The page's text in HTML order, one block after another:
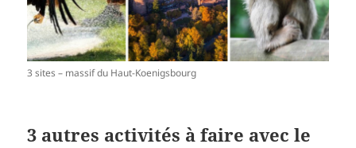
3 sites – massif du Haut-Koenigsbourg
3 autres activités à faire avec le